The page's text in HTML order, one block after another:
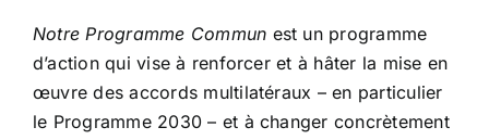
Notre Programme Commun est un programme
d’action qui vise à renforcer et à hâter la mise en
œuvre des accords multilatéraux – en particulier
le Programme 2030 – et à changer concrètement